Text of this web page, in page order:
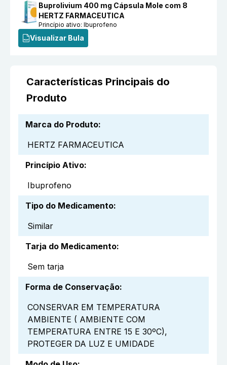
Buprolivium 400 mg Cápsula Mole com 8
HERTZ FARMACEUTICA
Princípio ativo:Ibuprofeno
Visualizar Bula
Características Principais do
Produto
Marca do Produto:
HERTZ FARMACEUTICA
Princípio Ativo:
Ibuprofeno
Tipo do Medicamento:
Similar
Tarja do Medicamento:
Sem tarja
Forma de Conservação:
CONSERVAR EM TEMPERATURA
AMBIENTE ( AMBIENTE COM
TEMPERATURA ENTRE 15 E 30ºC),
PROTEGER DA LUZ E UMIDADE